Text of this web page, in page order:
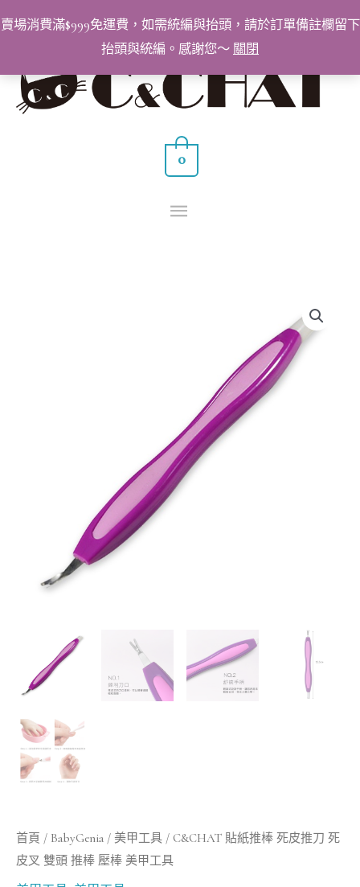
賣場消費滿$999免運費，如需統編與抬頭，請於訂單備註欄留下
抬頭與統編。感謝您～ 關閉
至
要
選
0
首頁 / BabyGenia / 美甲工具 / C&CHAT 貼紙推棒 死皮推刀 死
皮叉 雙頭 推棒 壓棒 美甲工具
美
甲
工
數
量